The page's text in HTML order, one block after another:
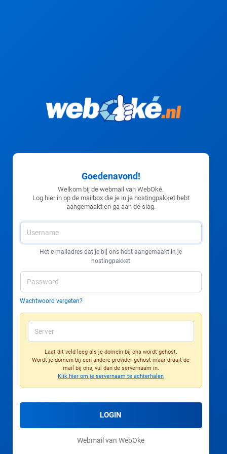
Goedenavond!
Welkom bij de webmail van WebOké.
Log hier in op de mailbox die je in je hostingpakket hebt
aangemaakt en ga aan de slag.
Het e-mailadres dat je bij ons hebt aangemaakt in je
hostingpakket
Wachtwoord vergeten?
Laat dit veld leeg als je domein bij ons wordt gehost.
Wordt je domein bij een andere provider gehost maar draait de
mail bij ons, vul dan de servernaam in.
Klik hier om je servernaam te achterhalen
LOGIN
Webmail van WebOke